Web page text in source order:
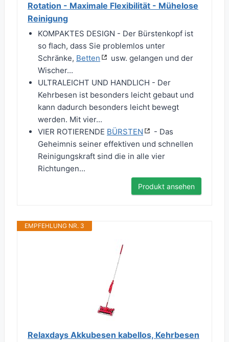
Rotation - Maximale Flexibilität - Mühelose
Reinigung
KOMPAKTES DESIGN - Der Bürstenkopf ist
so flach, dass Sie problemlos unter
Schränke, Betten
usw. gelangen und der
Wischer...
ULTRALEICHT UND HANDLICH - Der
Kehrbesen ist besonders leicht gebaut und
kann dadurch besonders leicht bewegt
werden. Mit vier...
VIER ROTIERENDE BÜRSTEN
- Das
Geheimnis seiner effektiven und schnellen
Reinigungskraft sind die in alle vier
Richtungen...
Produkt ansehen
EMPFEHLUNG NR. 3
Relaxdays Akkubesen kabellos, Kehrbesen